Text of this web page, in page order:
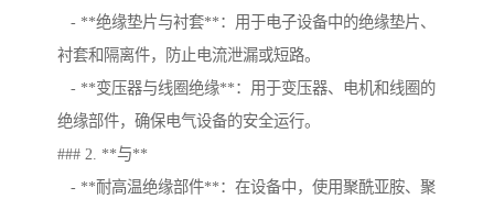
- **绝缘垫片与衬套**：用于电子设备中的绝缘垫片、
衬套和隔离件，防止电流泄漏或短路。
- **变压器与线圈绝缘**：用于变压器、电机和线圈的
绝缘部件，确保电气设备的安全运行。
### 2. **与**
- **耐高温绝缘部件**：在设备中，使用聚酰亚胺、聚